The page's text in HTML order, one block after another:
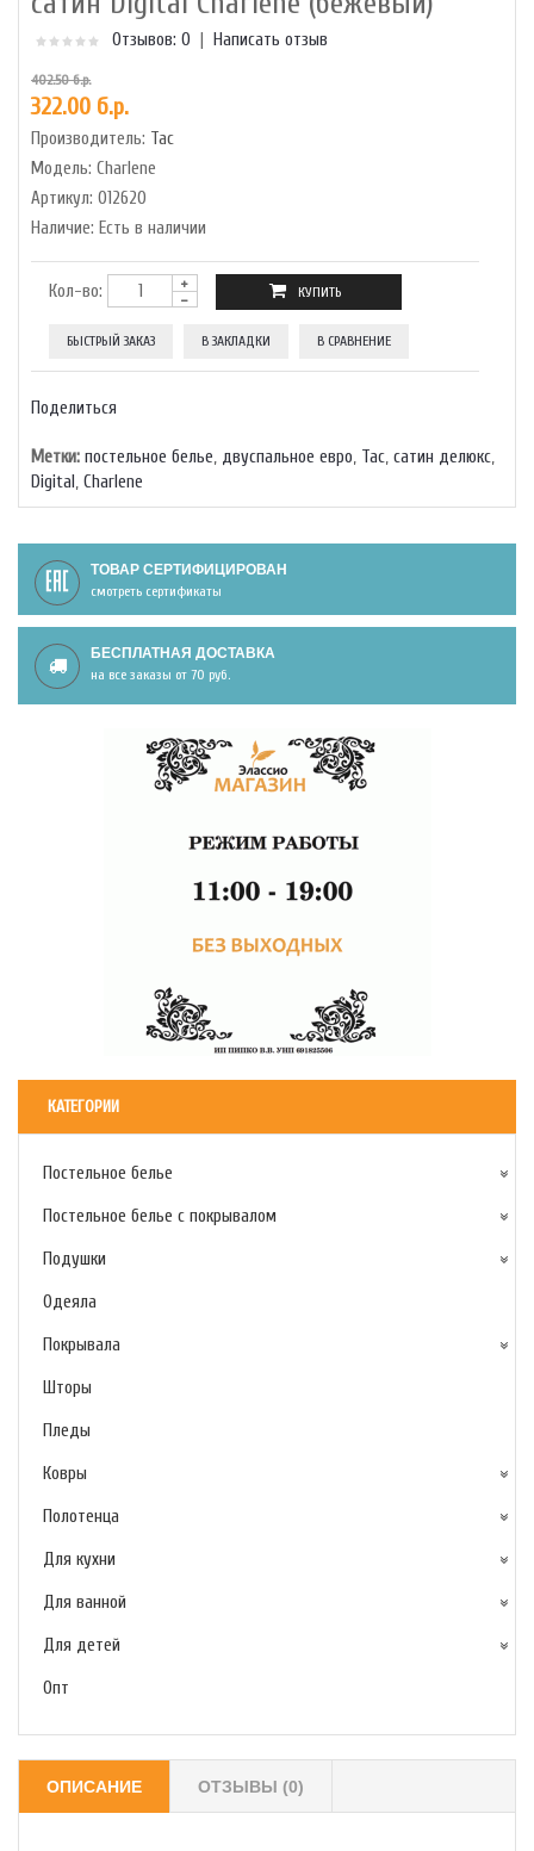
Отзывов: 0 Написать отзыв
402.50 б.р.
322.00 б.р.
Производитель: Tac
Модель: Charlene
Артикул: 012620
Наличие: Есть в наличии
Кол-во:
БЫСТРЫЙ ЗАКАЗ В ЗАКЛАДКИ В СРАВНЕНИЕ
Поделиться
Метки: постельное белье, двуспальное евро, Тас, сатин делюкс,
Digital , Charlene
ТОВАР СЕРТИФИЦИРОВАН
смотреть сертификаты
БЕСПЛАТНАЯ ДОСТАВКА
на все заказы от 70 руб.
КАТЕГОРИИ
Постельное белье
Постельное белье с покрывалом
Подушки
Одеяла
Покрывала
Шторы
Пледы
Ковры
Полотенца
Для кухни
Для ванной
Для детей
Опт
ОПИСАНИЕ ОТЗЫВЫ (0)